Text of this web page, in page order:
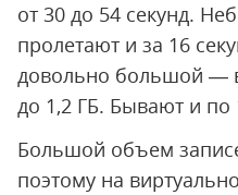
от 30 до 54 секунд.
пролетают и за 16
довольно большой —
до 1,2 ГБ. Бывают и
Большой объем
поэтому на